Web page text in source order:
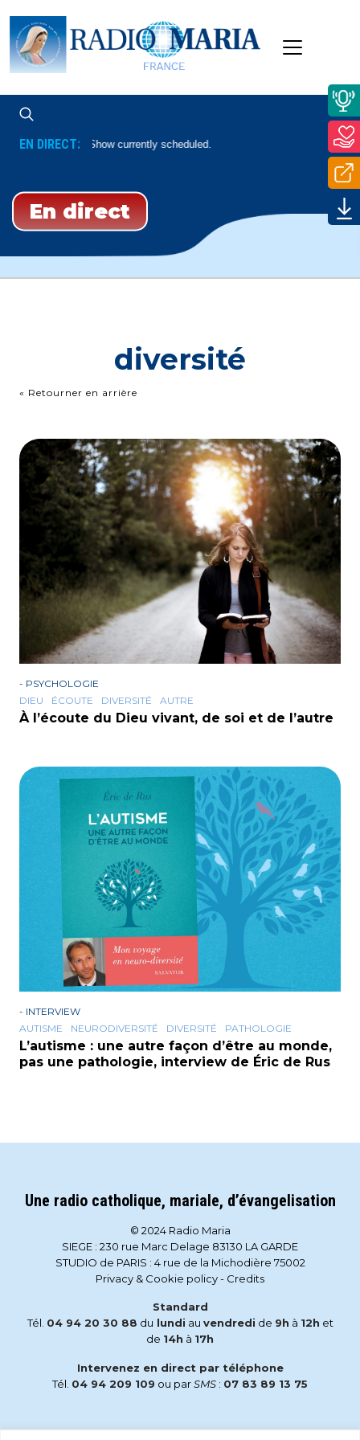
EN DIRECT:No Show currently scheduled.
En direct
diversité
« Retourner en arrière
- PSYCHOLOGIE
DIEU
ÉCOUTE DIVERSITÉ AUTRE
À l’écoute du Dieu vivant, de soi et de l’autre
- INTERVIEW
AUTISME
NEURODIVERSITÉ DIVERSITÉ PATHOLOGIE
L’autisme : une autre façon d’être au monde,
pas une pathologie, interview de Éric de Rus
Une radio catholique, mariale, d’évangelisation
© 2024 Radio Maria
SIEGE : 230 rue Marc Delage 83130 LA GARDE
STUDIO de PARIS : 4 rue de la Michodière 75002
Privacy & Cookie policy- Credits
Standard
Tél. 04 94 20 30 88 du lundi au vendredi de 9h à 12h et
de 14h à 17h
Intervenez en direct par téléphone
Tél. 04 94 209 109 ou parSMS : 07 83 89 13 75